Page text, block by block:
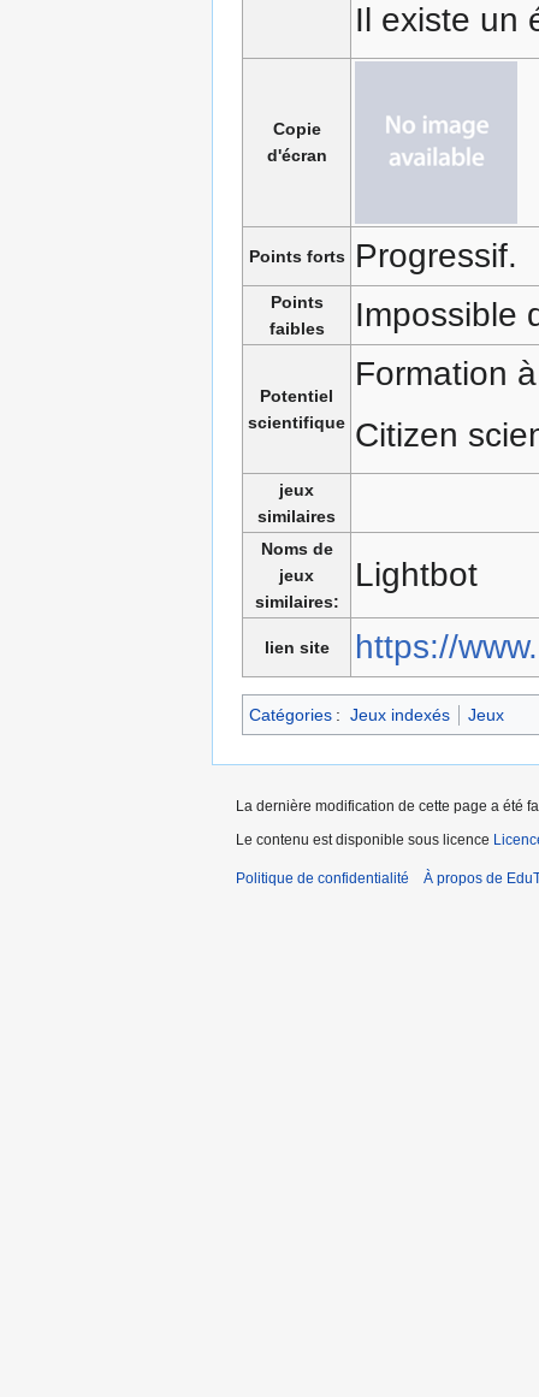
Il existe un
Copie
d'écran
Points forts Progressif.
Points
faibles
Impossible
Potentiel
scientifique
Formation
Citizen
jeux
similaires
Noms de
jeux
similaires:
Lightbot
lien site https://
Catégories : Jeux indexés Jeux
La dernière modification de cette page a été
Le contenu est disponible sous licence
Politique de confidentialité À propos de